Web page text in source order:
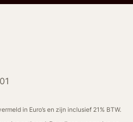
in Euro’s en zijn inclusief 21% BTW.